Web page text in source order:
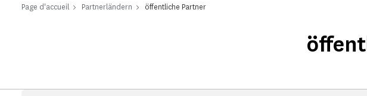
Page d'accueil Partnerländern öffentliche Partner